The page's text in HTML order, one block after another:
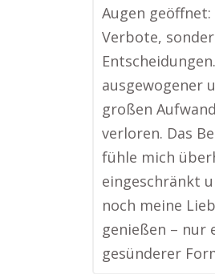
Augen
Verbote,
ausgewogener
großen
verloren. Das
fühle mich
eingeschränkt
noch meine
genießen – nur
gesünderer